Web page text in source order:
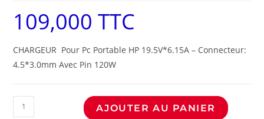
109,000TTC
CHARGEUR Pour Pc Portable HP 19.5V*6.15A – Connecteur:
4.5*3.0mm Avec Pin 120W
AJOUTER AU PANIER